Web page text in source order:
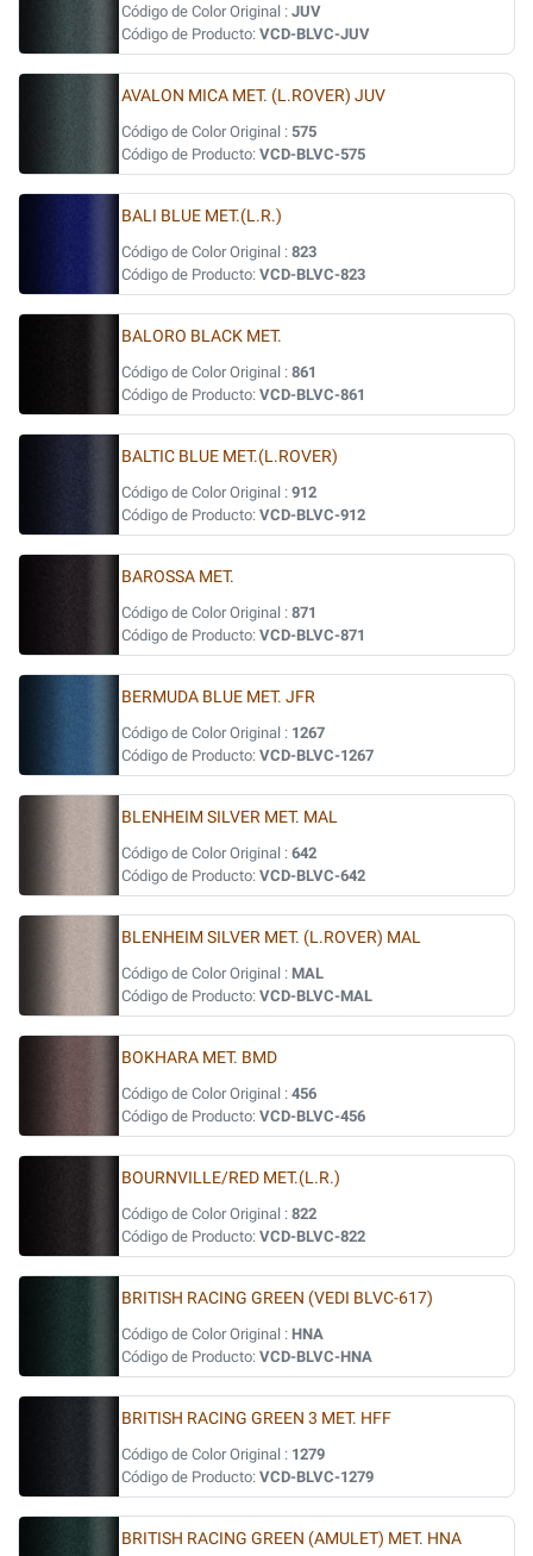
Código de Color Original : JUV
Código de Producto: VCD-BLVC-JUV
AVALON MICA MET. (L.ROVER) JUV
Código de Color Original : 575
Código de Producto: VCD-BLVC-575
BALI BLUE MET.(L.R.)
Código de Color Original : 823
Código de Producto: VCD-BLVC-823
BALORO BLACK MET.
Código de Color Original : 861
Código de Producto: VCD-BLVC-861
BALTIC BLUE MET.(L.ROVER)
Código de Color Original : 912
Código de Producto: VCD-BLVC-912
BAROSSA MET.
Código de Color Original : 871
Código de Producto: VCD-BLVC-871
BERMUDA BLUE MET. JFR
Código de Color Original : 1267
Código de Producto: VCD-BLVC-1267
BLENHEIM SILVER MET. MAL
Código de Color Original : 642
Código de Producto: VCD-BLVC-642
BLENHEIM SILVER MET. (L.ROVER) MAL
Código de Color Original : MAL
Código de Producto: VCD-BLVC-MAL
BOKHARA MET. BMD
Código de Color Original : 456
Código de Producto: VCD-BLVC-456
BOURNVILLE/RED MET.(L.R.)
Código de Color Original : 822
Código de Producto: VCD-BLVC-822
BRITISH RACING GREEN (VEDI BLVC-617)
Código de Color Original : HNA
Código de Producto: VCD-BLVC-HNA
BRITISH RACING GREEN 3 MET. HFF
Código de Color Original : 1279
Código de Producto: VCD-BLVC-1279
BRITISH RACING GREEN (AMULET) MET. HNA